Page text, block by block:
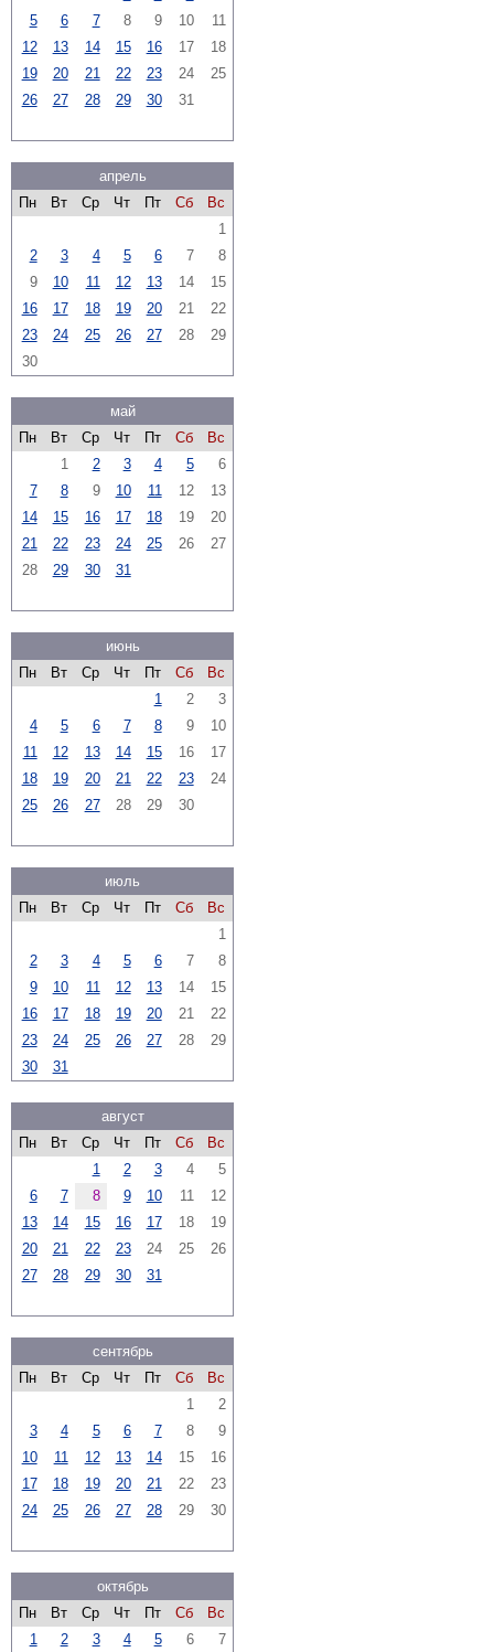
5
6 7 8 9 10
11
12
13 14 15 16 17
18
19
20 21 22 23 24
25
26
27 28 29 30 31
апрель
Пн
Вт Ср Чт Пт Сб
Вс
1
2
3 4 5 6 7
8
9
10 11 12 13 14
15
16
17 18 19 20 21
22
23
24 25 26 27 28
29
30
май
Пн
Вт Ср Чт Пт Сб
Вс
1
2 3 4 5
6
7
8 9 10 11 12
13
14
15 16 17 18 19
20
21
22 23 24 25 26
27
28
29 30 31
июнь
Пн
Вт Ср Чт Пт Сб
Вс
1
2
3
4
5 6 7 8 9
10
11
12 13 14 15 16
17
18
19 20 21 22 23
24
25
26 27 28 29 30
июль
Пн
Вт Ср Чт Пт Сб
Вс
1
2
3 4 5 6 7
8
9
10 11 12 13 14
15
16
17 18 19 20 21
22
23
24 25 26 27 28
29
30
31
август
Пн
Вт Ср Чт Пт Сб
Вс
1
2 3 4
5
6
7 8 9 10 11
12
13
14 15 16 17 18
19
20
21 22 23 24 25
26
27
28 29 30 31
сентябрь
Пн
Вт Ср Чт Пт Сб
Вс
1
2
3
4 5 6 7 8
9
10
11 12 13 14 15
16
17
18 19 20 21 22
23
24
25 26 27 28 29 30
октябрь
Пн
Вт Ср Чт Пт Сб
Вс
1
2 3 4 5 6 7